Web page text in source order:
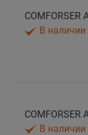
В наличии
В наличии